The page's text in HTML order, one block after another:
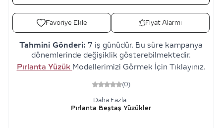
Favoriye Ekle Fiyat Alarmı
Tahmini Gönderi: 7 iş günüdür. Bu süre kampanya
dönemlerinde değişiklik gösterebilmektedir.
Pırlanta Yüzük Modellerimizi Görmek İçin Tıklayınız.
(0)
Daha Fazla
Pırlanta Beştaş Yüzükler